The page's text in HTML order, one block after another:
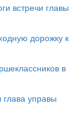
встречи главы
дорожку к
в
управы